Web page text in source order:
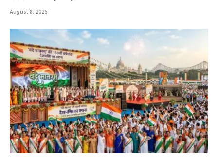
August 8, 2026